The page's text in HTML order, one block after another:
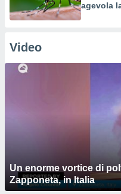
agevola
Video
Un enorme vortice di
Zapponeta, in Italia